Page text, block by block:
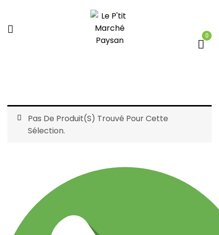
0
Pas De Produit(s) Trouvé Pour Cette
Sélection.